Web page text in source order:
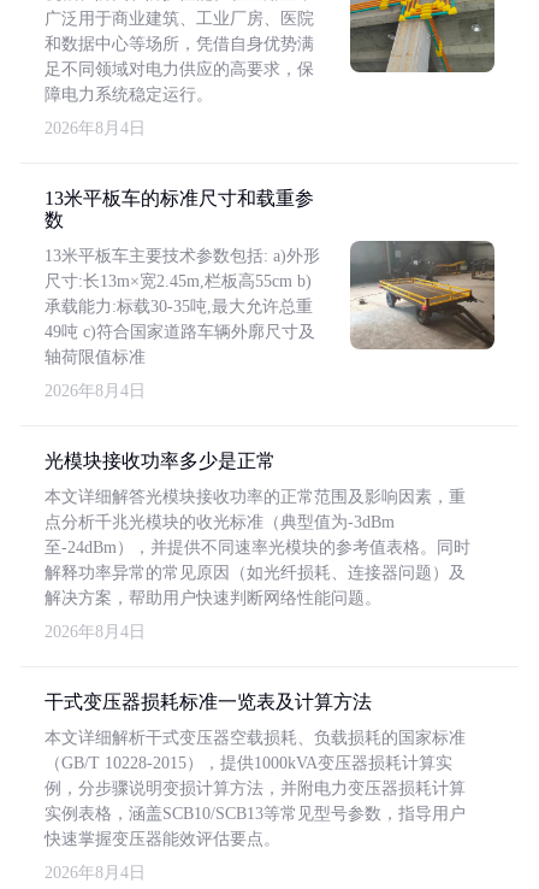
广泛用于商业建筑、工业厂房、医院
和数据中心等场所，凭借自身优势满
足不同领域对电力供应的高要求，保
障电力系统稳定运行。
2026年8月4日
13米平板车的标准尺寸和载重参
数
13米平板车主要技术参数包括: a)外形
尺寸:长13m×宽2.45m,栏板高55cm b)
承载能力:标载30-35吨,最大允许总重
49吨 c)符合国家道路车辆外廓尺寸及
轴荷限值标准
2026年8月4日
光模块接收功率多少是正常
本文详细解答光模块接收功率的正常范围及影响因素，重
点分析千兆光模块的收光标准（典型值为-3dBm
至-24dBm），并提供不同速率光模块的参考值表格。同时
解释功率异常的常见原因（如光纤损耗、连接器问题）及
解决方案，帮助用户快速判断网络性能问题。
2026年8月4日
干式变压器损耗标准一览表及计算方法
本文详细解析干式变压器空载损耗、负载损耗的国家标准
（GB/T 10228-2015），提供1000kVA变压器损耗计算实
例，分步骤说明变损计算方法，并附电力变压器损耗计算
实例表格，涵盖SCB10/SCB13等常见型号参数，指导用户
快速掌握变压器能效评估要点。
2026年8月4日